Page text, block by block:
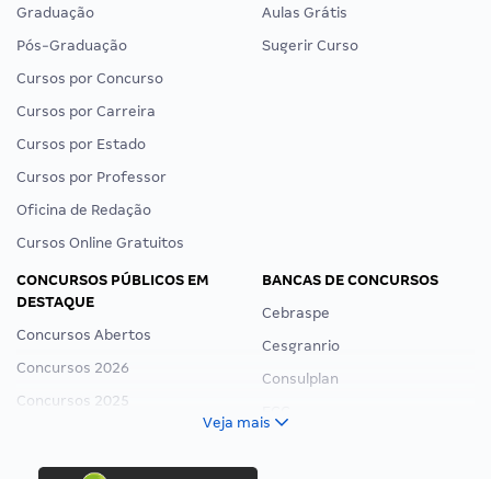
Graduação
Pós-Graduação
Cursos por Concurso
Cursos por Carreira
Cursos por Estado
Cursos por Professor
Oficina de Redação
Cursos Online Gratuitos
Aulas Grátis
Sugerir Curso
CONCURSOS PÚBLICOS EM
DESTAQUE
Concursos Abertos
Concursos 2026
Concursos 2025
Concurso Ibama
BANCAS DE CONCURSOS
Cebraspe
Cesgranrio
Consulplan
Veja mais